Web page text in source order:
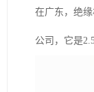
在广东，绝
公司，它是